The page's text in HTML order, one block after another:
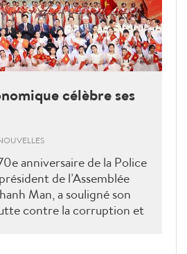
célèbre ses
anniversaire de la Police
de l’Assemblée
Man, a souligné son
contre la corruption et